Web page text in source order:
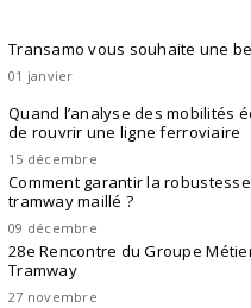
Transamo vous souhaite une
01 janvier
Quand l’analyse des mobilités
de rouvrir une ligne ferroviaire
15 décembre
Comment garantir la
tramway maillé ?
09 décembre
28e Rencontre du Groupe
Tramway
27 novembre